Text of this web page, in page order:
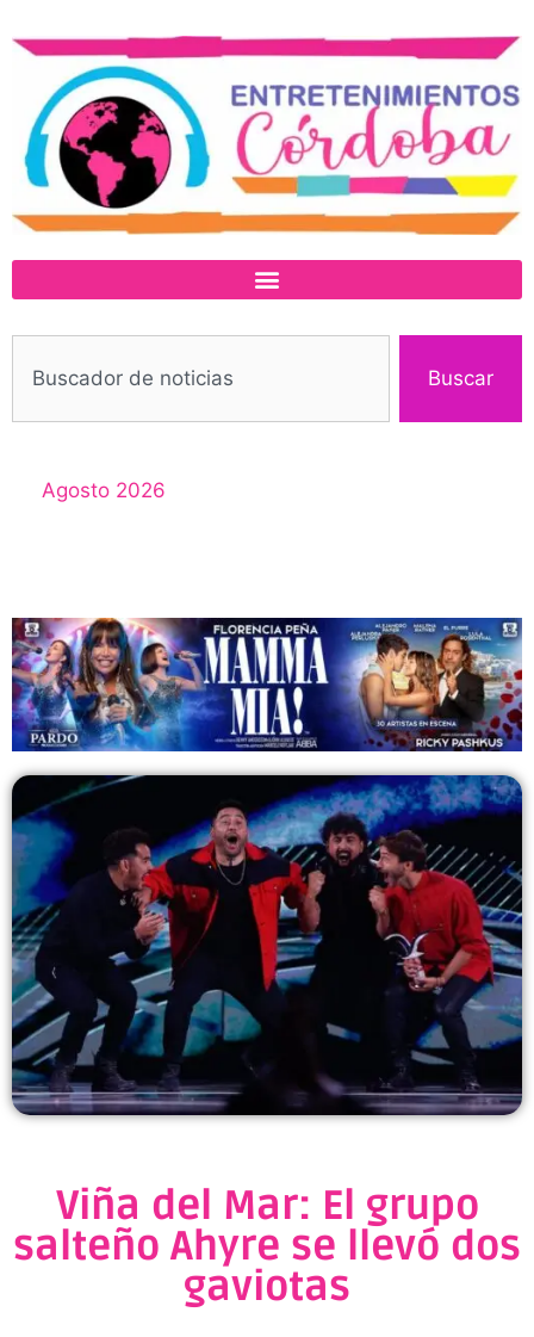
Buscar
Agosto 2026
Viña del Mar: El grupo
salteño Ahyre se llevó dos
gaviotas